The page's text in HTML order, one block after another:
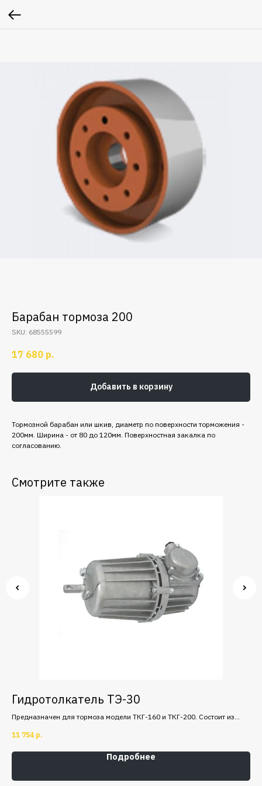
Барабан тормоза 200
SKU: 68555599
17 680 р.
Добавить в корзину
Тормозной барабан или шкив, диаметр по поверхности торможения -
200мм. Ширина - от 80 до 120мм. Поверхностная закалка по
согласованию.
Смотрите также
Гидротолкатель ТЭ-30
Предназначен для тормоза модели ТКГ-160 и ТКГ-200. Состоит из
питания: 380 В.
11 754 р.
Подробнее